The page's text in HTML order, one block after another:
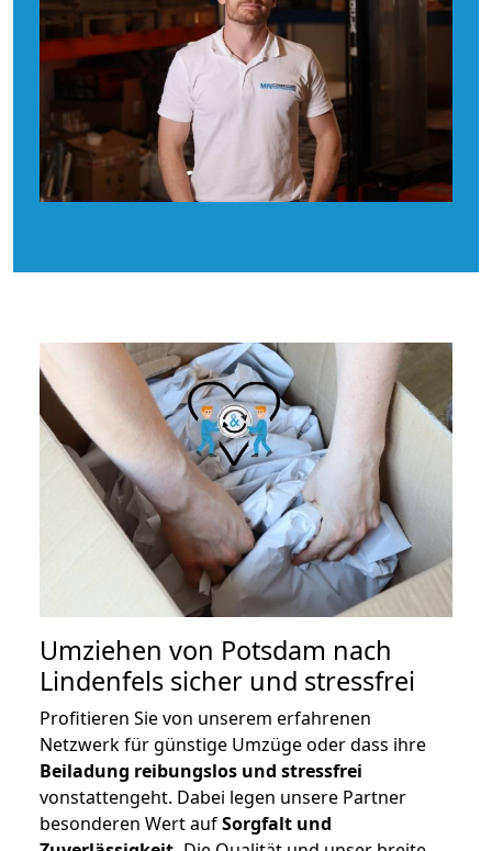
Umziehen von Potsdam nach
Lindenfels sicher und stressfrei
Profitieren Sie von unserem erfahrenen
Netzwerk für günstige Umzüge oder dass ihre
Beiladung reibungslos und stressfrei
vonstattengeht. Dabei legen unsere Partner
besonderen Wert aufSorgfalt und